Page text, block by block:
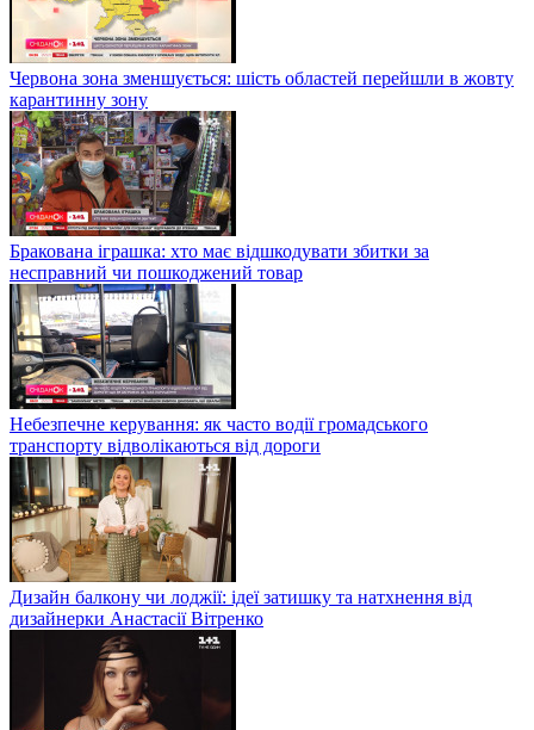
Червона зона зменшується: шість областей перейшли в жовту
карантинну зону
Бракована іграшка: хто має відшкодувати збитки за
несправний чи пошкоджений товар
Небезпечне керування: як часто водії громадського
транспорту відволікаються від дороги
Дизайн балкону чи лоджії: ідеї затишку та натхнення від
дизайнерки Анастасії Вітренко